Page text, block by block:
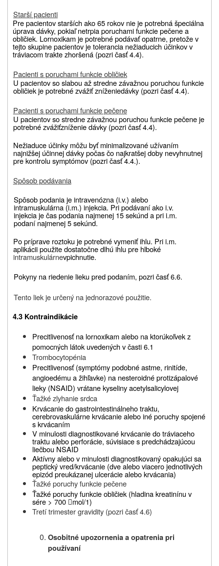
Starší pacienti
Pre pacientov starších ako 65 rokov nie je potrebná špeciálna
úprava dávky, pokiaľ netrpia poruchami funkcie pečene a
obličiek. Lornoxikam je potrebné podávať opatrne, pretože v
tejto skupine pacientovje tolerancia nežiaducich účinkov v
tráviacom trakte zhoršená (pozri časť 4.4).
Pacienti s poruchami funkcie obličiek
U pacientov so slabou až stredne závažnou poruchou funkcie
obličiek je potrebné zvážiť zníženiedávky (pozri časť 4.4).
Pacienti s poruchami funkcie pečene
U pacientov so stredne závažnou poruchou funkcie pečene je
potrebné zvážiťzníženie dávky (pozri časť 4.4).
Nežiaduce účinky môžu byť minimalizované užívaním
najnižšej účinnej dávky počas čo najkratšej doby nevyhnutnej
pre kontrolu symptómov (pozri časť 4.4.).
Spôsob podávania
Spôsob podania je intravenózna (i.v.) alebo
intramuskulárna (i.m.) injekcia. Pri podávaní ako i.v.
injekcia je čas podania najmenej 15 sekúnd a pri i.m.
podaní najmenej 5 sekúnd.
Po príprave roztoku je potrebné vymeniť ihlu. Pri i.m.
aplikácii použite dostatočne dlhú ihlu pre hlboké
intramuskulárnevpichnutie.
Pokyny na riedenie lieku pred podaním, pozri časť 6.6.
Tento liek je určený na jednorazové použitie.
4.3 Kontraindikácie
Precitlivenosť na lornoxikam alebo na ktorúkoľvek z
pomocných látok uvedených v časti 6.1
Trombocytopénia
Precitlivenosť (symptómy podobné astme, rinitíde,
angioedému a žihľavke) na nesteroidné protizápalové
lieky (NSAID) vrátane kyseliny acetylsalicylovej
Ťažké zlyhanie srdca
Krvácanie do gastrointestinálneho traktu,
cerebrovaskulárne krvácanie alebo iné poruchyspojené
s krvácaním
V minulosti diagnostikované krvácanie do tráviaceho
traktu alebo perforácie, súvisiaces predchádzajúcou
liečbou NSAID
Aktívny alebo v minulosti diagnostikovaný opakujúci sa
peptický vred/krvácanie (dve aleboviacero jednotlivých
epizód preukázanej ulcerácie alebo krvácania)
Ťažké poruchy funkcie pečene
Ťažké poruchy funkcie obličiek (hladina kreatinínu v
sére > 700 mol/1)
Tretí trimester gravidity (pozri časť 4.6)
Osobitné upozornenia a opatrenia pri
používaní